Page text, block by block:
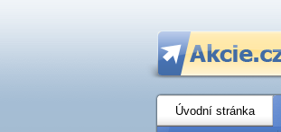
Úvodní stránka